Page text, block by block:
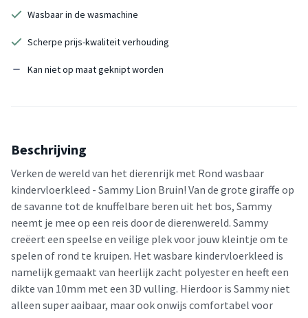
Wasbaar in de wasmachine
Scherpe prijs-kwaliteit verhouding
Kan niet op maat geknipt worden
Beschrijving
Verken de wereld van het dierenrijk met Rond wasbaar
kindervloerkleed - Sammy Lion Bruin! Van de grote giraffe op
de savanne tot de knuffelbare beren uit het bos, Sammy
neemt je mee op een reis door de dierenwereld. Sammy
creëert een speelse en veilige plek voor jouw kleintje om te
spelen of rond te kruipen. Het wasbare kindervloerkleed is
namelijk gemaakt van heerlijk zacht polyester en heeft een
dikte van 10mm met een 3D vulling. Hierdoor is Sammy niet
alleen super aaibaar, maar ook onwijs comfortabel voor